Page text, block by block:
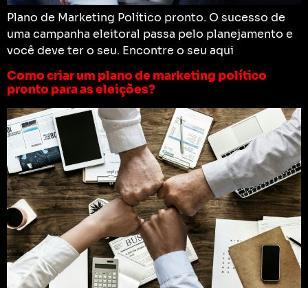
Plano de Marketing Político pronto. O sucesso de
uma campanha eleitoral passa pelo planejamento e
você deve ter o seu. Encontre o seu aqui
Como criar um plano de marketing político
pronto para as eleições?